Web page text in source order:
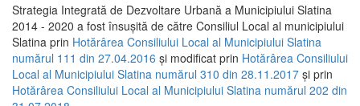
Strategia Integrată de Dezvoltare Urbană a Municipiului Slatina
2014 - 2020 a fost însuşită de către Consiliul Local al municipiului
Slatina prin Hotărârea Consiliului Local al Municipiului Slatina
numărul 111 din 27.04.2016 și modificat prin Hotărârea Consiliului
Local al Municipiului Slatina numărul 310 din 28.11.2017 și prin
Hotărârea Consiliului Local al Municipiului Slatina numărul 202 din